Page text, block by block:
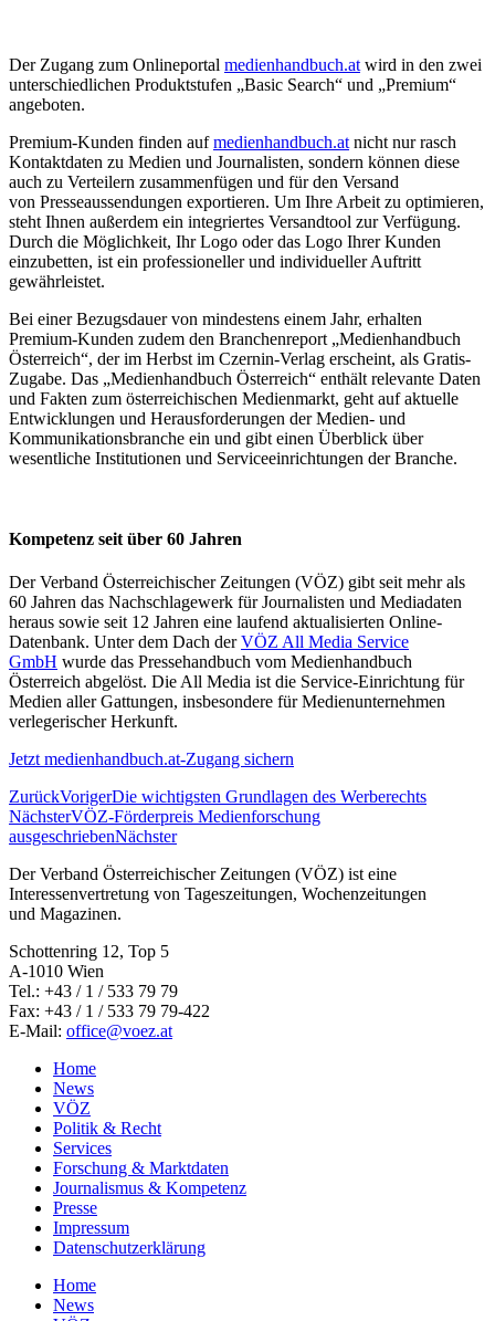
Der Zugang zum Onlineportal medienhandbuch.at wird in den zwei
unterschiedlichen Produktstufen „Basic Search“ und „Premium“
angeboten.
Premium-Kunden finden aufmedienhandbuch.at nicht nur rasch
Kontaktdaten zu Medien und Journalisten, sondern können diese
auch zu Verteilern zusammenfügen und für den Versand
von Presseaussendungen exportieren. Um Ihre Arbeit zu optimieren,
steht Ihnen außerdem ein integriertes Versandtool zur Verfügung.
Durch die Möglichkeit, Ihr Logo oder das Logo Ihrer Kunden
einzubetten, ist ein professioneller und individueller Auftritt
gewährleistet.
Bei einer Bezugsdauer von mindestens einem Jahr, erhalten
Premium-Kunden zudem den Branchenreport „Medienhandbuch
Österreich“, der im Herbst im Czernin-Verlag erscheint, als Gratis-
Zugabe. Das „Medienhandbuch Österreich“ enthält relevante Daten
und Fakten zum österreichischen Medienmarkt, geht auf aktuelle
Entwicklungen und Herausforderungen der Medien- und
Kommunikationsbranche ein und gibt einen Überblick über
wesentliche Institutionen und Serviceeinrichtungen der Branche.
Kompetenz seit über 60 Jahren
Der Verband Österreichischer Zeitungen (VÖZ) gibt seit mehr als
60 Jahren das Nachschlagewerk für Journalisten und Mediadaten
heraus sowie seit 12 Jahren eine laufend aktualisierten Online-
Datenbank. Unter dem Dach derVÖZ All Media Service
GmbH wurde das Pressehandbuch vom Medienhandbuch
Österreich abgelöst. Die All Media ist die Service-Einrichtung für
Medien aller Gattungen, insbesondere für Medienunternehmen
verlegerischer Herkunft.
Jetzt medienhandbuch.at-Zugang sichern
ZurückVorigerDie wichtigsten Grundlagen des Werberechts
NächsterVÖZ-Förderpreis Medienforschung
ausgeschriebenNächster
Der Verband Österreichischer Zeitungen (VÖZ) ist eine
Interessenvertretung von Tageszeitungen, Wochenzeitungen
und Magazinen.
Schottenring 12, Top 5
A-1010 Wien
Tel.: +43 / 1 / 533 79 79
Fax: +43 / 1 / 533 79 79-422
E-Mail: office@voez.at
Home
News
VÖZ
Politik & Recht
Services
Forschung & Marktdaten
Journalismus & Kompetenz
Presse
Impressum
Datenschutzerklärung
Home
News